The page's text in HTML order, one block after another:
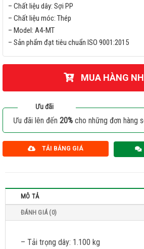
– Chất liệu dây: Sợi PP
– Chất liệu móc: Thép
– Model: A4-MT
– Sản phẩm đạt tiêu chuẩn ISO 9001:2015
MUA HÀNG
Ưu đãi
Ưu đãi lên đến 20% cho những đơn hàng
TẢI BẢNG GIÁ
MÔ TẢ
ĐÁNH GIÁ (0)
– Tải trọng dây: 1.100 kg